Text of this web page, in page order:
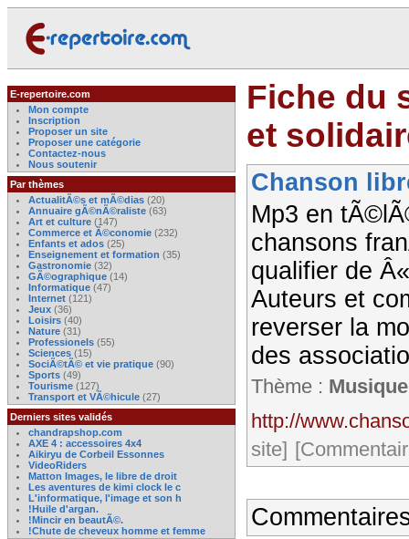
E-repertoire.com
Mon compte
Inscription
Proposer un site
Proposer une catégorie
Contactez-nous
Nous soutenir
Par thèmes
ActualitÃ©s et mÃ©dias (20)
Annuaire gÃ©nÃ©raliste (63)
Art et culture (147)
Commerce et Ã©conomie (232)
Enfants et ados (25)
Enseignement et formation (35)
Gastronomie (32)
GÃ©ographique (14)
Informatique (47)
Internet (121)
Jeux (36)
Loisirs (40)
Nature (31)
Professionels (55)
Sciences (15)
SociÃ©tÃ© et vie pratique (90)
Sports (49)
Tourisme (127)
Transport et VÃ©hicule (27)
Derniers sites validés
chandrapshop.com
AXE 4 : accessoires 4x4
Aikiryu de Corbeil Essonnes
VideoRiders
Matton Images, le libre de droit
Les aventures de kimi clock le c
L'informatique, l'image et son h
!Huile d'argan.
!Mincir en beautÃ©.
!Chute de cheveux homme et femme
Fiche du
et
Chanson
Mp3 en
chansons
qualifier de
Auteurs et
reverser la
des
Thème : Musique
http://
site]